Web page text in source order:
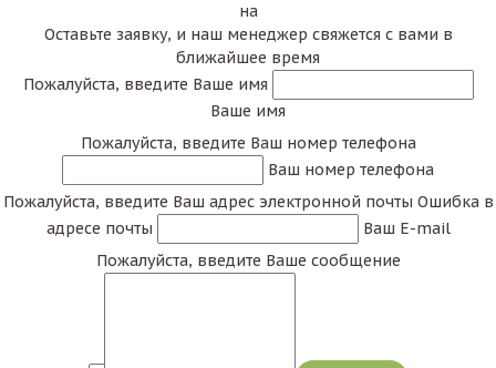
на
Оставьте заявку, и наш менеджер свяжется с вами в
ближайшее время
Пожалуйста, введите Ваше имя
Ваше имя
Пожалуйста, введите Ваш номер телефона
Ваш номер телефона
Пожалуйста, введите Ваш адрес электронной почты Ошибка в
адресе почты
Ваш E-mail
Пожалуйста, введите Ваше сообщение